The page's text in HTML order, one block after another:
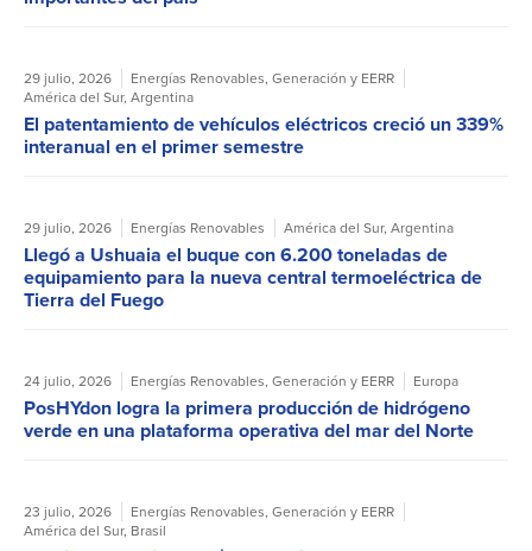
29 julio, 2026 Energías Renovables, Generación y EERR
América del Sur, Argentina
El patentamiento de vehículos eléctricos creció un 339%
interanual en el primer semestre
29 julio, 2026 Energías Renovables América del Sur, Argentina
Llegó a Ushuaia el buque con 6.200 toneladas de
equipamiento para la nueva central termoeléctrica de
Tierra del Fuego
24 julio, 2026 Energías Renovables, Generación y EERR Europa
PosHYdon logra la primera producción de hidrógeno
verde en una plataforma operativa del mar del Norte
23 julio, 2026 Energías Renovables, Generación y EERR
América del Sur, Brasil